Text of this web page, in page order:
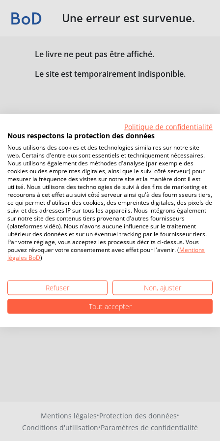
Une erreur est survenue.
Le livre ne peut pas être affiché.
Le site est temporairement indisponible.
Mentions légales·Protection des données·
Conditions d'utilisation·Paramètres de confidentialité
Politique de confidentialité
Nous respectons la protection des données
Nous utilisons des cookies et des technologies similaires sur notre site
web. Certains d'entre eux sont essentiels et techniquement nécessaires.
Nous utilisons également des méthodes d'analyse (par exemple des
cookies ou des empreintes digitales, ainsi que le suivi côté serveur) pour
mesurer la fréquence des visites sur notre site et la manière dont il est
utilisé. Nous utilisons des technologies de suivi à des fins de marketing et
recourons à cet effet au suivi côté serveur ainsi qu'à des fournisseurs tiers,
ce qui permet d'utiliser des cookies, des empreintes digitales, des pixels de
suivi et des adresses IP sur tous les appareils. Nous intégrons également
sur notre site des contenus tiers provenant d'autres fournisseurs
(plateformes vidéo). Nous n'avons aucune influence sur le traitement
ultérieur des données et sur un éventuel tracking par le fournisseur tiers.
Par votre réglage, vous acceptez les processus décrits ci-dessus. Vous
pouvez révoquer votre consentement avec effet pour l'avenir. (Mentions
légales BoD)
Refuser
Non, ajuster
Tout accepter